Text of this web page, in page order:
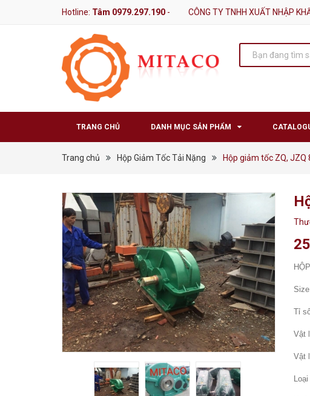
Hotline: Tâm 0979.297.190 - CÔNG TY TNHH XUẤT NHẬP
TRANG CHỦ DANH MỤC SẢN PHẨM
Trang chủ Hộp Giảm Tốc Tải Nặng Hộp giảm tốc ZQ, JZQ
Tỉ
Vật
Vật